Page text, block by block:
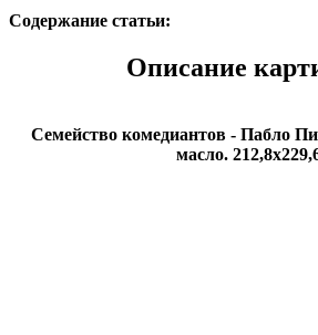
Содержание статьи:
Описание
Семейство комедиантов - Пабло
масло.